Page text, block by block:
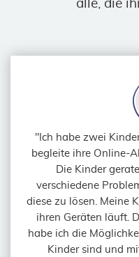
alle, die
"Ich habe zwei
begleite ihre Online-
Die Kinder
verschiedene
diese zu lösen. Meine
ihren Geräten läuft.
habe ich die
Kinder sind und